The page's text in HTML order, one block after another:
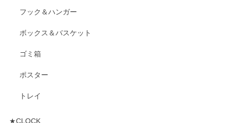
フック＆ハンガー
ボックス＆バスケット
ゴミ箱
ポスター
トレイ
★CLOCK